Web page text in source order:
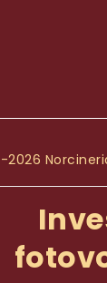
2026